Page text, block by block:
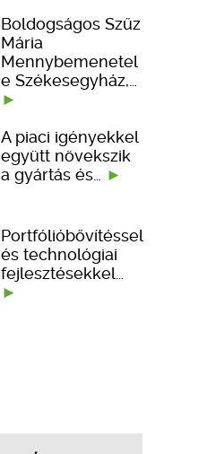
Boldogságos Szűz
Mária
Mennybemenetel
e Székesegyház,…
A piaci igényekkel
együtt növekszik
a gyártás és…
Portfólióbővítéssel
és technológiai
fejlesztésekkel…